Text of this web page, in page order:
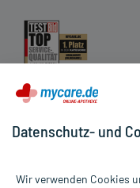
Datenschutz- und
Wir verwenden Cookies